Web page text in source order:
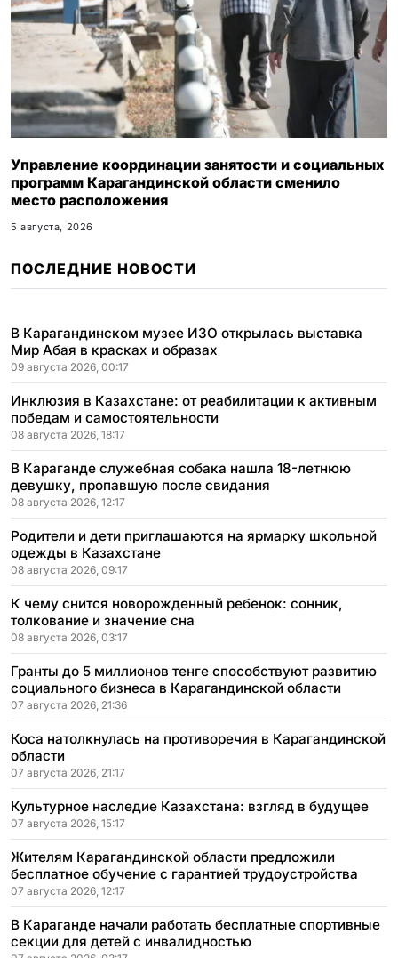
Управление координации занятости и социальных
программ Карагандинской области сменило
место расположения
5 августа, 2026
ПОСЛЕДНИЕ НОВОСТИ
В Карагандинском музее ИЗО открылась выставка
Мир Абая в красках и образах
09 августа 2026, 00:17
Инклюзия в Казахстане: от реабилитации к активным
победам и самостоятельности
08 августа 2026, 18:17
В Караганде служебная собака нашла 18-летнюю
девушку, пропавшую после свидания
08 августа 2026, 12:17
Родители и дети приглашаются на ярмарку школьной
одежды в Казахстане
08 августа 2026, 09:17
К чему снится новорожденный ребенок: сонник,
толкование и значение сна
08 августа 2026, 03:17
Гранты до 5 миллионов тенге способствуют развитию
социального бизнеса в Карагандинской области
07 августа 2026, 21:36
Коса натолкнулась на противоречия в Карагандинской
области
07 августа 2026, 21:17
Культурное наследие Казахстана: взгляд в будущее
07 августа 2026, 15:17
Жителям Карагандинской области предложили
бесплатное обучение с гарантией трудоустройства
07 августа 2026, 12:17
В Караганде начали работать бесплатные спортивные
секции для детей с инвалидностью